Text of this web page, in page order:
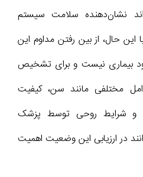
نشان‌دهنده سلامت سیستم
حال، از بین رفتن مداوم این
بیماری نیست و برای تشخیص
مختلفی مانند سن، کیفیت
و شرایط روحی توسط پزشک
در ارزیابی این وضعیت اهمیت